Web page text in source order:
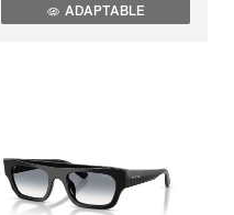
ADAPTABLE